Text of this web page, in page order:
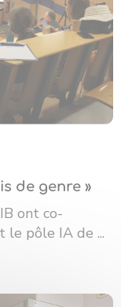
de genre »
ont co-
le pôle IA de ...